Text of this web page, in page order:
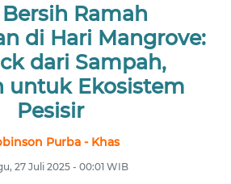
Ramah
di Hari Mangrove:
dari Sampah,
untuk Ekosistem
Pesisir
Purba - Khas
27 Juli 2025 - 00:01 WIB